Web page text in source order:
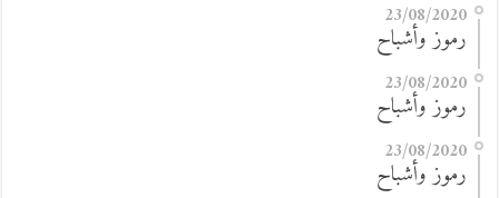
23/08/2020
رموز وأشباح
23/08/2020
رموز وأشباح
23/08/2020
رموز وأشباح